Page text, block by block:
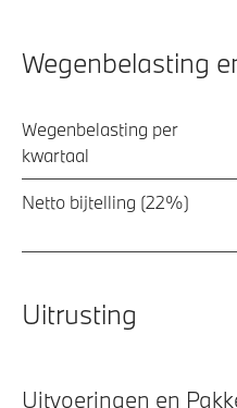
Wegenbelasting
Wegenbelasting per
kwartaal
Netto bijtelling (22%)
Uitrusting
Uitvoeringen en